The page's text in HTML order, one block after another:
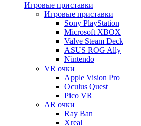
Игровые приставки
Игровые приставки
Sony PlayStation
Microsoft XBOX
Valve Steam Deck
ASUS ROG Ally
Nintendo
VR очки
Apple Vision Pro
Oculus Quest
Pico VR
AR очки
Ray Ban
Xreal